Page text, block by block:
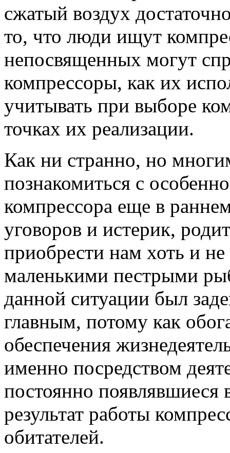
сжатый воздух
то, что люди ищут
непосвященных могут
компрессоры, как их
учитывать при выборе
точках их реализации.
Как ни странно, но
познакомиться с
компрессора еще в
уговоров и истерик,
приобрести нам хоть и
маленькими пестрыми
данной ситуации был
главным, потому как
обеспечения
именно посредством
постоянно появлявшиеся
результат работы
обитателей.